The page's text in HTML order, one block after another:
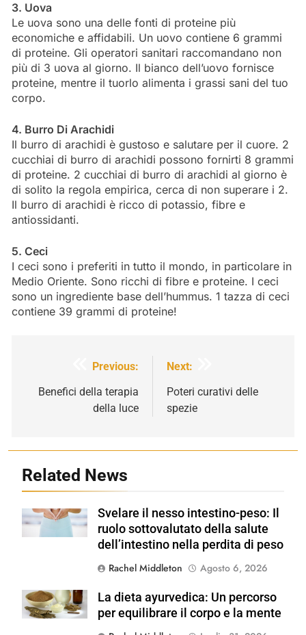
3. Uova
Le uova sono una delle fonti di proteine ​​più
economiche e affidabili. Un uovo contiene 6 grammi
di proteine. Gli operatori sanitari raccomandano non
più di 3 uova al giorno. Il bianco dell’uovo fornisce
proteine, mentre il tuorlo alimenta i grassi sani del tuo
corpo.
4. Burro Di Arachidi
Il burro di arachidi è gustoso e salutare per il cuore. 2
cucchiai di burro di arachidi possono fornirti 8 grammi
di proteine. 2 cucchiai di burro di arachidi al giorno è
di solito la regola empirica, cerca di non superare i 2.
Il burro di arachidi è ricco di potassio, fibre e
antiossidanti.
5. Ceci
I ceci sono i preferiti in tutto il mondo, in particolare in
Medio Oriente. Sono ricchi di fibre e proteine. I ceci
sono un ingrediente base dell’hummus. 1 tazza di ceci
contiene 39 grammi di proteine!
Navigazione
articoli
Previous:
Benefici della terapia
della luce
Next:
Poteri curativi delle
spezie
Related News
Shutterstock
Svelare il nesso intestino-peso: Il
ruolo sottovalutato della salute
dell’intestino nella perdita di peso
Rachel Middleton
Agosto 6, 2026
Shutterstock
La dieta ayurvedica: Un percorso
per equilibrare il corpo e la mente